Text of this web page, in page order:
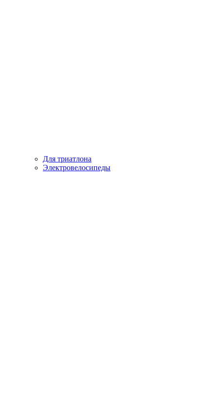
Для триатлона
Электровелосипеды